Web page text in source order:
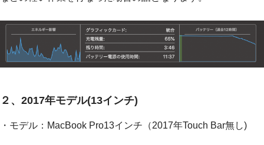
２、2017年モデル(13インチ)
・モデル：MacBook Pro13インチ（2017年Touch Bar無し)